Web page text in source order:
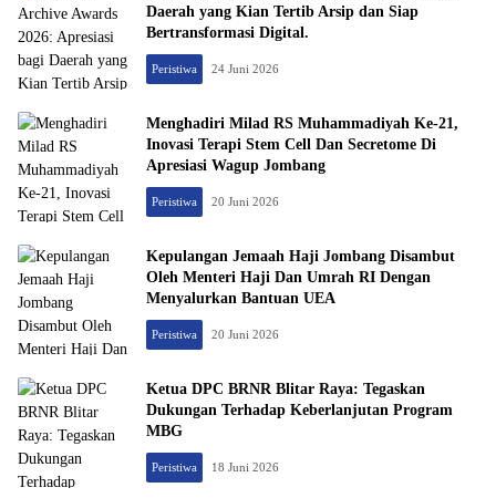
Daerah yang Kian Tertib Arsip dan Siap
Bertransformasi Digital.
Peristiwa 24 Juni 2026
Menghadiri Milad RS Muhammadiyah Ke-21,
Inovasi Terapi Stem Cell Dan Secretome Di
Apresiasi Wagup Jombang
Peristiwa 20 Juni 2026
Kepulangan Jemaah Haji Jombang Disambut
Oleh Menteri Haji Dan Umrah RI Dengan
Menyalurkan Bantuan UEA
Peristiwa 20 Juni 2026
Ketua DPC BRNR Blitar Raya: Tegaskan
Dukungan Terhadap Keberlanjutan Program
MBG
Peristiwa 18 Juni 2026